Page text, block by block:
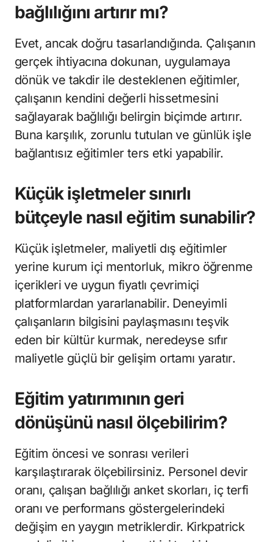
bağlılığını artırır mı?
Evet, ancak doğru tasarlandığında. Çalışanın
gerçek ihtiyacına dokunan, uygulamaya
dönük ve takdir ile desteklenen eğitimler,
çalışanın kendini değerli hissetmesini
sağlayarak bağlılığı belirgin biçimde artırır.
Buna karşılık, zorunlu tutulan ve günlük işle
bağlantısız eğitimler ters etki yapabilir.
Küçük işletmeler sınırlı
bütçeyle nasıl eğitim sunabilir?
Küçük işletmeler, maliyetli dış eğitimler
yerine kurum içi mentorluk, mikro öğrenme
içerikleri ve uygun fiyatlı çevrimiçi
platformlardan yararlanabilir. Deneyimli
çalışanların bilgisini paylaşmasını teşvik
eden bir kültür kurmak, neredeyse sıfır
maliyetle güçlü bir gelişim ortamı yaratır.
Eğitim yatırımının geri
dönüşünü nasıl ölçebilirim?
Eğitim öncesi ve sonrası verileri
karşılaştırarak ölçebilirsiniz. Personel devir
oranı, çalışan bağlılığı anket skorları, iç terfi
oranı ve performans göstergelerindeki
değişim en yaygın metriklerdir. Kirkpatrick